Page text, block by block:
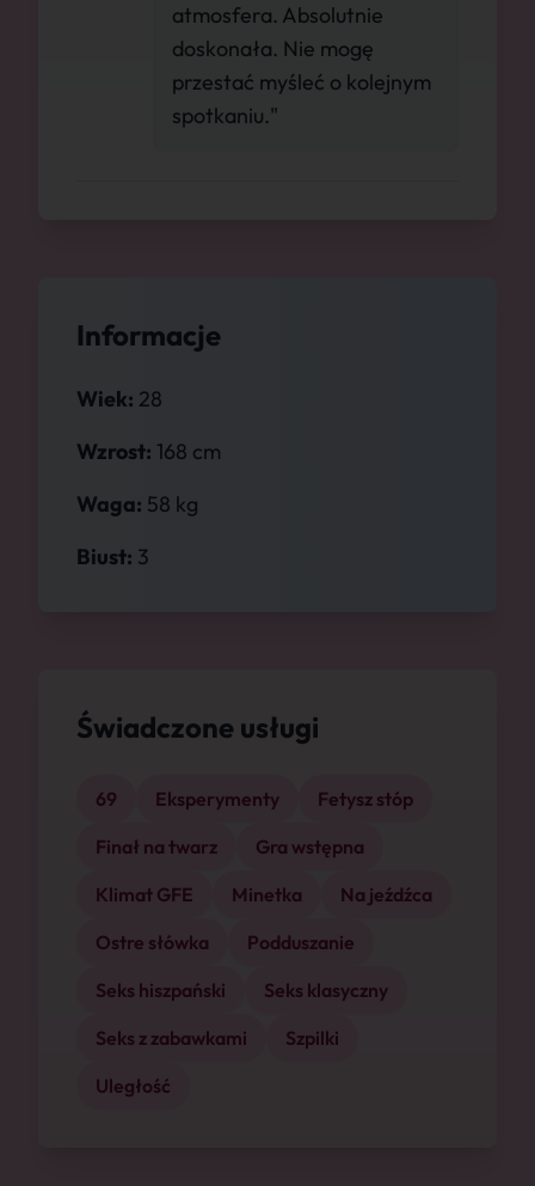
Informacje
Wiek: 28
Wzrost: 168 cm
Waga: 58 kg
Biust: 3
Świadczone usługi
69 Eksperymenty
Fetysz stóp
Finał na twarz
Gra wstępna
Klimat GFE
Minetka
Na jeźdźca
Ostre słówka
Podduszanie
Seks hiszpański
Seks klasyczny
Seks z zabawkami
Szpilki
Uległość
atmosfera. Absolutnie
doskonała. Nie mogę
przestać myśleć o kolejnym
spotkaniu."